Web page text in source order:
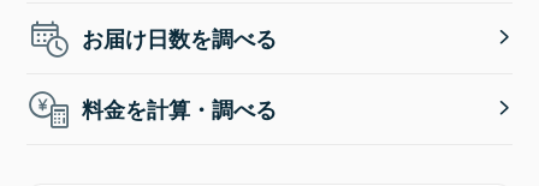
お届け日数を調べる
料金を計算・調べる